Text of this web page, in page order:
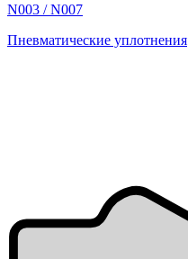
N003 / N007
Пневматические уплотнения